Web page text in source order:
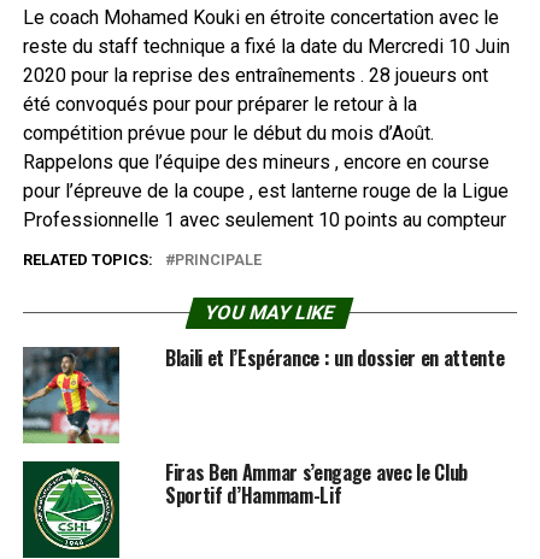
Le coach Mohamed Kouki en étroite concertation avec le
reste du staff technique a fixé la date du Mercredi 10 Juin
2020 pour la reprise des entraînements . 28 joueurs ont
été convoqués pour pour préparer le retour à la
compétition prévue pour le début du mois d’Août.
Rappelons que l’équipe des mineurs , encore en course
pour l’épreuve de la coupe , est lanterne rouge de la Ligue
Professionnelle 1 avec seulement 10 points au compteur
RELATED TOPICS: PRINCIPALE
YOU MAY LIKE
Blaili et l’Espérance : un dossier en attente
Firas Ben Ammar s’engage avec le Club
Sportif d’Hammam-Lif